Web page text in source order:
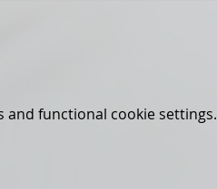
and functional cookie settings.